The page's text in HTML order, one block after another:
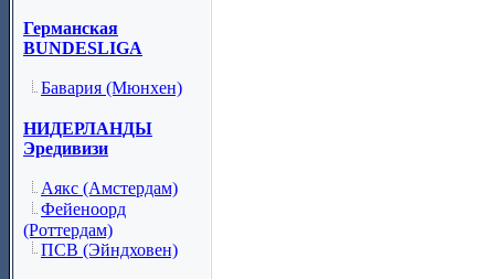
Германская
BUNDESLIGA
Бавария (Мюнхен)
НИДЕРЛАНДЫ
Эредивизи
Аякс (Амстердам)
Фейеноорд
(Роттердам)
ПСВ (Эйндховен)